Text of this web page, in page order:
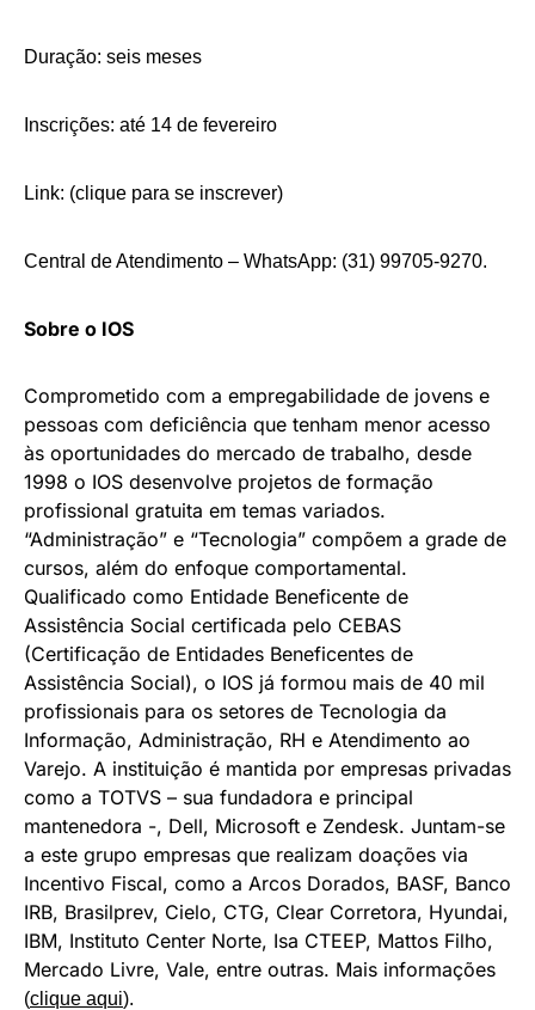
Duração: seis meses
Inscrições: até 14 de fevereiro
Link: (clique para se inscrever)
Central de Atendimento – ​WhatsApp: (31) 99705-9270.
Sobre o IOS
Comprometido com a empregabilidade de jovens e
pessoas com deficiência que tenham menor acesso
às oportunidades do mercado de trabalho, desde
1998 o IOS desenvolve projetos de formação
profissional gratuita em temas variados.
“Administração” e “Tecnologia” compõem a grade de
cursos, além do enfoque comportamental.
Qualificado como Entidade Beneficente de
Assistência Social certificada pelo CEBAS
(Certificação de Entidades Beneficentes de
Assistência Social), o IOS já formou mais de 40 mil
profissionais para os setores de Tecnologia da
Informação, Administração, RH e Atendimento ao
Varejo. A instituição é mantida por empresas privadas
como a TOTVS – sua fundadora e principal
mantenedora -, Dell, Microsoft e Zendesk. Juntam-se
a este grupo empresas que realizam doações via
Incentivo Fiscal, como a Arcos Dorados, BASF, Banco
IRB, Brasilprev, Cielo, CTG, Clear Corretora, Hyundai,
IBM, Instituto Center Norte, Isa CTEEP, Mattos Filho,
Mercado Livre, Vale, entre outras. Mais informações
(clique aqui).